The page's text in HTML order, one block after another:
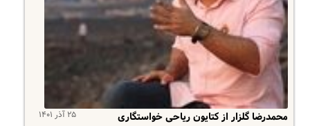
۲۵ آذر ۱۴۰۱
محمدرضا گلزار از کتایون ریاحی خواستگاری